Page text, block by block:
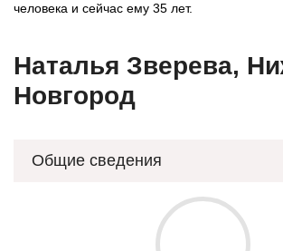
человека и сейчас ему 35 лет.
Наталья Зверева,
Новгород
Общие сведения